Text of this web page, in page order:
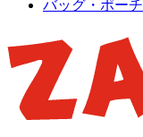
バッグ・ポーチ